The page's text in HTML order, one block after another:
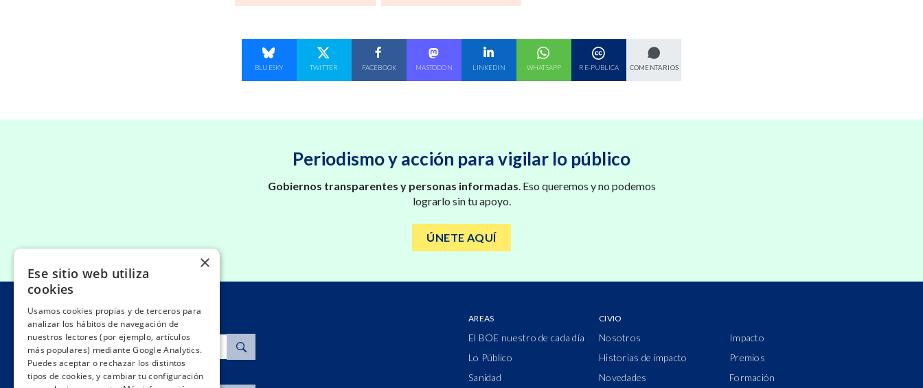
COMPARTE EN
BLUESKY
COMPARTE EN
TWITTER
COMPARTE EN
FACEBOOK
COMPARTE EN
MASTODON
COMPARTE EN
LINKEDIN
COMPARTE EN
WHATSAPP RE-PUBLICA COMENTARIOS
Periodismo y acción para vigilar lo público
Gobiernos transparentes y personas informadas . Eso queremos y no podemos
lograrlo sin tu apoyo.
ÚNETE AQUÍ
Buscar
AREAS
El BOE nuestro de cada día
Lo Público
Sanidad
CIVIO
Nosotros
Historias de impacto
Novedades
Impacto
Premios
Formación
×
Ese sitio web utiliza
cookies
Usamos cookies propias y de terceros para
analizar los hábitos de navegación de
nuestros lectores (por ejemplo, artículos
más populares) mediante Google Analytics.
Puedes aceptar o rechazar los distintos
tipos de cookies, y cambiar tu configuración